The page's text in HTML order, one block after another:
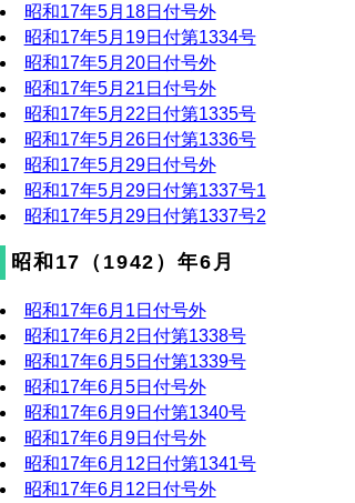
昭和17年5月18日付号外
昭和17年5月19日付第1334号
昭和17年5月20日付号外
昭和17年5月21日付号外
昭和17年5月22日付第1335号
昭和17年5月26日付第1336号
昭和17年5月29日付号外
昭和17年5月29日付第1337号1
昭和17年5月29日付第1337号2
昭和17（1942）年6月
昭和17年6月1日付号外
昭和17年6月2日付第1338号
昭和17年6月5日付第1339号
昭和17年6月5日付号外
昭和17年6月9日付第1340号
昭和17年6月9日付号外
昭和17年6月12日付第1341号
昭和17年6月12日付号外